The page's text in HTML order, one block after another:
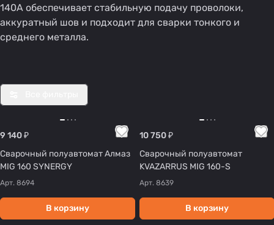
140А обеспечивает стабильную подачу проволоки,
аккуратный шов и подходит для сварки тонкого и
среднего металла.
Импульсные
полуавтомат
ы
31 товар
Полуавтома
т без газа
Полуавтома
9 140 ₽
Сварочный полуавтомат Алмаз
MIG 160 SYNERGY
Арт. 8694
В корзину
10 750 ₽
Сварочный полуавтомат
KVAZARRUS MIG 160-S
Арт. 8639
В корзину